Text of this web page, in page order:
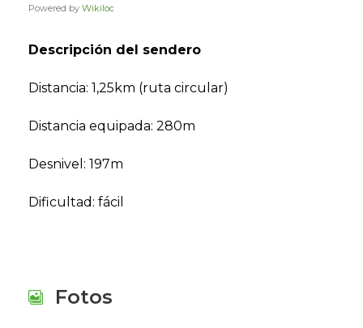
Powered by Wikiloc
Descripción del sendero
Distancia: 1,25km (ruta circular)
Distancia equipada: 280m
Desnivel: 197m
Dificultad: fácil
Fotos